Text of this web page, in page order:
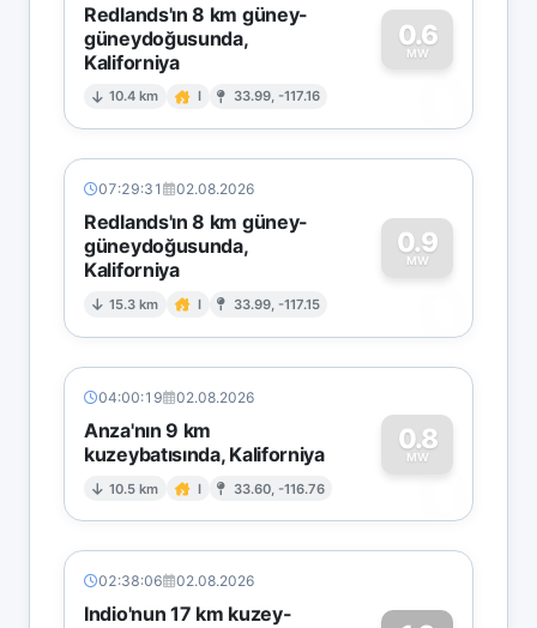
Redlands'ın 8 km güney-
güneydoğusunda,
Kaliforniya
10.4 km I 33.99, -117.16
0.6
MW
0
07:29:31 02.08.2026
Redlands'ın 8 km güney-
güneydoğusunda,
Kaliforniya
15.3 km I 33.99, -117.15
0.9
MW
0
04:00:19 02.08.2026
Anza'nın 9 km
kuzeybatısında, Kaliforniya
10.5 km I 33.60, -116.76
0.8
MW
0
02:38:06 02.08.2026
Indio'nun 17 km kuzey-